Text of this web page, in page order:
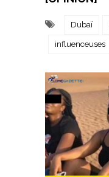
Dubaï
influenceuses